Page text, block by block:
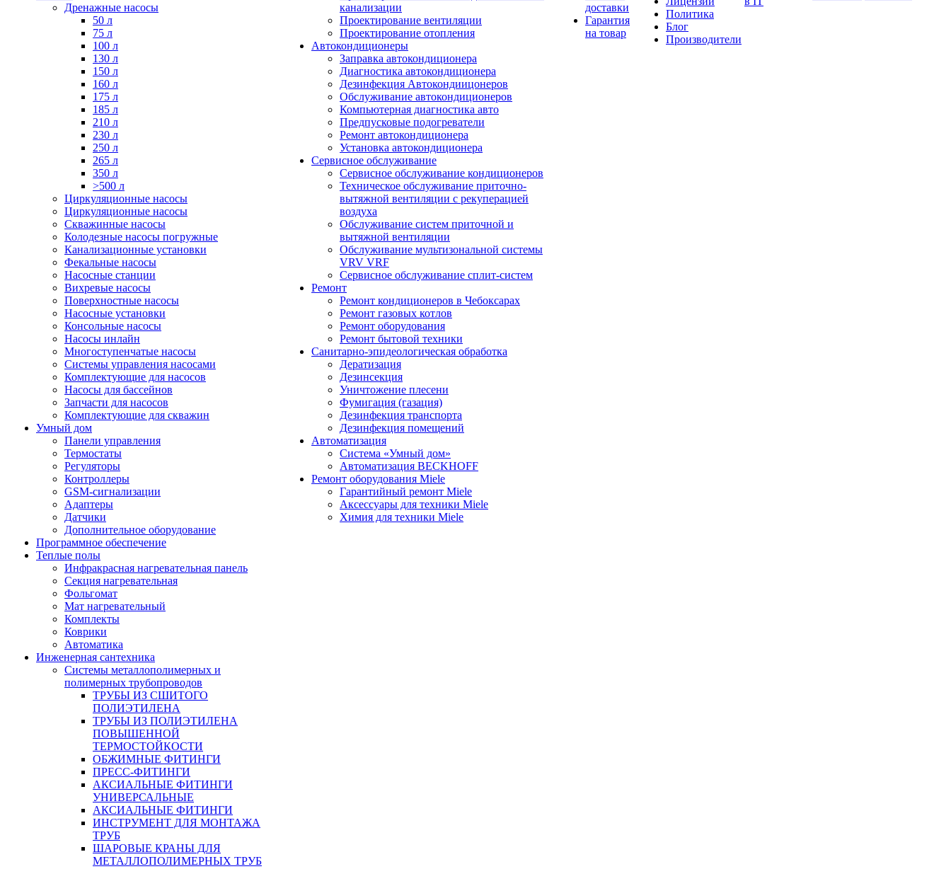
Дренажные насосы
50 л
75 л
100 л
130 л
150 л
160 л
175 л
185 л
210 л
230 л
250 л
265 л
350 л
>500 л
Циркуляционные насосы
Циркуляционные насосы
Скважинные насосы
Колодезные насосы погружные
Канализационные установки
Фекальные насосы
Насосные станции
Вихревые насосы
Поверхностные насосы
Насосные установки
Консольные насосы
Насосы инлайн
Многоступенчатые насосы
Системы управления насосами
Комплектующие для насосов
Насосы для бассейнов
Запчасти для насосов
Комплектующие для скважин
Умный дом
Панели управления
Термостаты
Регуляторы
Контроллеры
GSM-сигнализации
Адаптеры
Датчики
Дополнительное оборудование
Программное обеспечение
Теплые полы
Инфракрасная нагревательная панель
Секция нагревательная
Фольгомат
Мат нагревательный
Комплекты
Коврики
Автоматика
Инженерная сантехника
Системы металлополимерных и
полимерных трубопроводов
ТРУБЫ ИЗ СШИТОГО
ПОЛИЭТИЛЕНА
ТРУБЫ ИЗ ПОЛИЭТИЛЕНА
ПОВЫШЕННОЙ
ТЕРМОСТОЙКОСТИ
ОБЖИМНЫЕ ФИТИНГИ
ПРЕСС-ФИТИНГИ
АКСИАЛЬНЫЕ ФИТИНГИ
УНИВЕРСАЛЬНЫЕ
АКСИАЛЬНЫЕ ФИТИНГИ
ИНСТРУМЕНТ ДЛЯ МОНТАЖА
ТРУБ
ШАРОВЫЕ КРАНЫ ДЛЯ
МЕТАЛЛОПОЛИМЕРНЫХ ТРУБ
канализации
Проектирование вентиляции
Проектирование отопления
Автокондиционеры
Заправка автокондиционера
Диагностика автокондиционера
Дезинфекция Автокондиицонеров
Обслуживание автокондиционеров
Компьютерная диагностика авто
Предпусковые подогреватели
Ремонт автокондиционера
Установка автокондиционера
Сервисное обслуживание
Сервисное обслуживание кондиционеров
Техническое обслуживание приточно-
вытяжной вентиляции с рекуперацией
воздуха
Обслуживание систем приточной и
вытяжной вентиляции
Обслуживание мультизональной системы
VRV VRF
Сервисное обслуживание сплит-систем
Ремонт
Ремонт кондиционеров в Чебоксарах
Ремонт газовых котлов
Ремонт оборудования
Ремонт бытовой техники
Санитарно-эпидеологическая обработка
Дератизация
Дезинсекция
Уничтожение плесени
Фумигация (газация)
Дезинфекция транспорта
Дезинфекция помещений
Автоматизация
Система «Умный дом»
Автоматизация BECKHOFF
Ремонт оборудования Miele
Гарантийный ремонт Miele
Аксессуары для техники Miele
Химия для техники Miele
доставки
Гарантия
на товар
Политика
Блог
Производители